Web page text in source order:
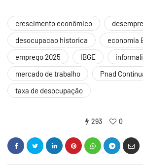
crescimento econômico
desocupacao historica
economia
emprego 2025
IBGE
mercado de trabalho
Pnad
taxa de desocupação
293 0